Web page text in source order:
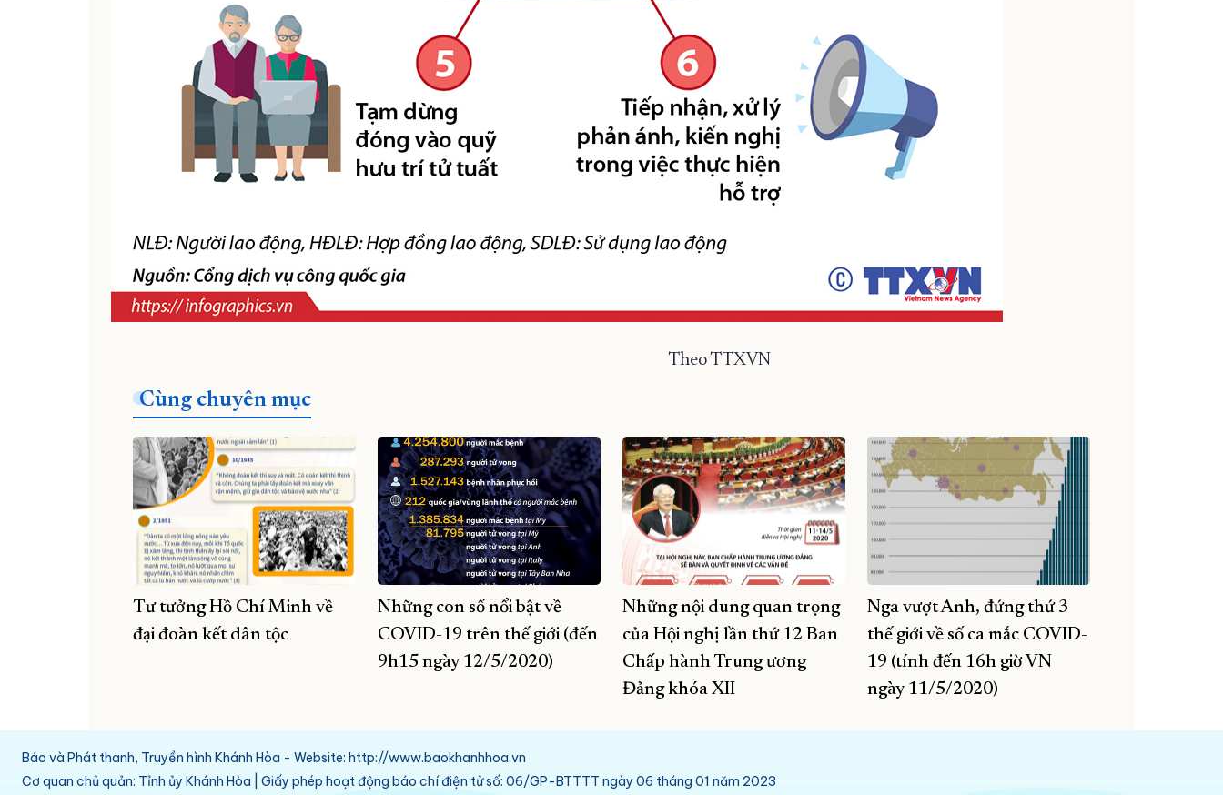
Theo TTXVN
Cùng chuyên mục
Tư tưởng Hồ Chí Minh về
đại đoàn kết dân tộc
Những con số nổi bật về
COVID-19 trên thế giới (đến
9h15 ngày 12/5/2020)
Những nội dung quan trọng
của Hội nghị lần thứ 12 Ban
Chấp hành Trung ương
Đảng khóa XII
Nga vượt Anh, đứng thứ 3
thế giới về số ca mắc COVID-
19 (tính đến 16h giờ VN
ngày 11/5/2020)
Báo và Phát thanh, Truyền hình Khánh Hòa - Website: http://www.baokhanhhoa.vn
Cơ quan chủ quản: Tỉnh ủy Khánh Hòa | Giấy phép hoạt động báo chí điện tử số: 06/GP-BTTTT ngày 06 tháng 01 năm 2023